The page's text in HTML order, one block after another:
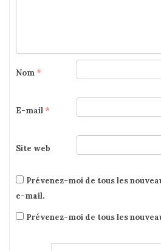
Nom *
E-mail *
Site web
Prévenez-moi de tous les
e-mail.
Prévenez-moi de tous les